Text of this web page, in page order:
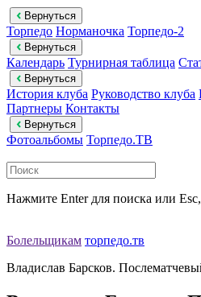
Вернуться
Торпедо Норманочка Торпедо-2
Вернуться
Календарь Турнирная таблица
Вернуться
История клуба Руководство клуба
Партнеры Контакты
Вернуться
Фотоальбомы Торпедо.ТВ
Нажмите Enter для поиска или
Болельщикам торпедо.тв
Владислав Барсков.